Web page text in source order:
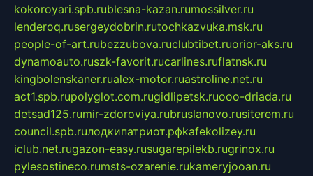
kokoroyari.spb.rublesna-kazan.rumossilver.ru
lenderoq.rusergeydobrin.rutochkazvuka.msk.ru
people-of-art.rubezzubova.ruclubtibet.ruorior-aks.ru
dynamoauto.ruszk-favorit.rucarlines.ruflatnsk.ru
kingbolenskaner.rualex-motor.ruastroline.net.ru
act1.spb.rupolyglot.com.rugidlipetsk.ruooo-driada.ru
detsad125.rumir-zdoroviya.rubruslanovo.rusiterem.ru
council.spb.ruлодкипатриот.рфkafekolizey.ru
iclub.net.rugazon-easy.rusugarepilekb.rugrinox.ru
pylesostineco.rumsts-ozarenie.rukameryjooan.ru